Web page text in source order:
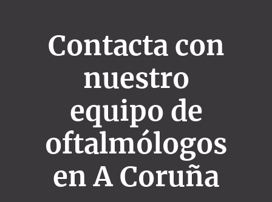
Contacta con
nuestro
equipo de
oftalmólogos
en A Coruña